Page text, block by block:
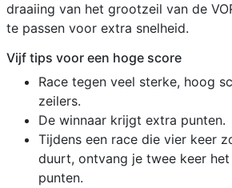
draaiing van het grootzeil van de
te passen voor extra snelheid.
Vijf tips voor een hoge score
Race tegen veel sterke, hoog
zeilers.
De winnaar krijgt extra punten.
Tijdens een race die vier keer
duurt, ontvang je twee keer
punten.